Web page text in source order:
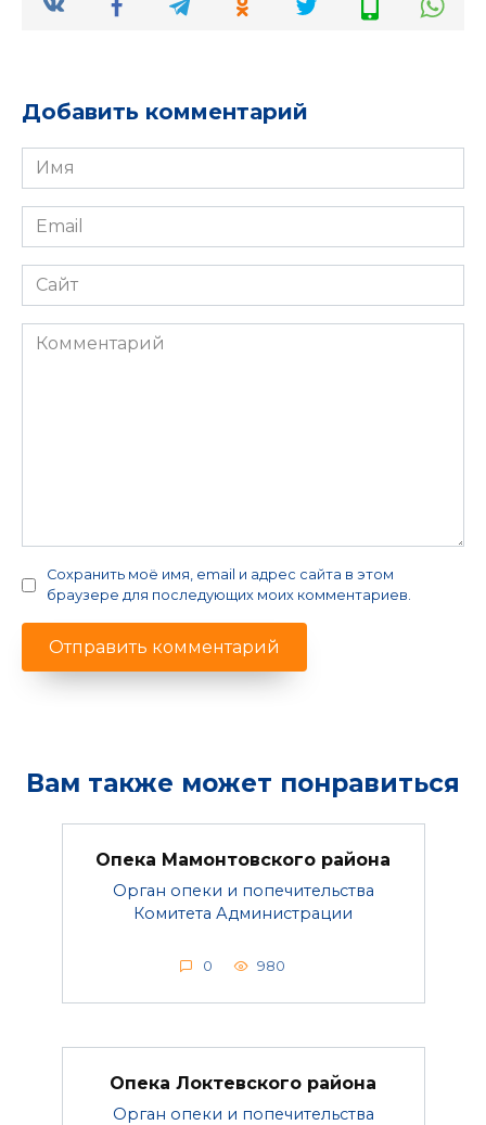
Добавить комментарий
Имя
*
Email
*
Сайт
Комментарий
Сохранить моё имя, email и адрес сайта в этом
браузере для последующих моих комментариев.
Вам также может понравиться
Опека Мамонтовского района
Орган опеки и попечительства
Комитета Администрации
0 980
Опека Локтевского района
Орган опеки и попечительства